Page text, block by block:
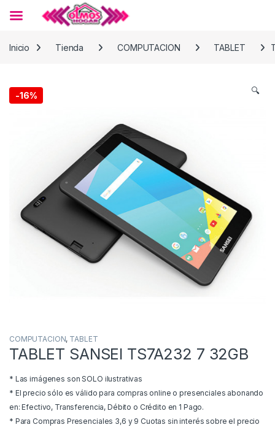
Inicio
Tienda COMPUTACION TABLET
-16% 🔍
COMPUTACION, TABLET
TABLET SANSEI TS7A232 7 32GB
* Las imágenes son SOLO ilustrativas
* El precio sólo es válido para compras online o presenciales abonando
en: Efectivo, Transferencia, Débito o Crédito en 1 Pago.
* Para Compras Presenciales 3,6 y 9 Cuotas sin interés sobre el precio